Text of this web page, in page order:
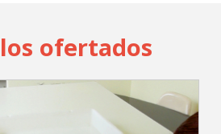
ofertados